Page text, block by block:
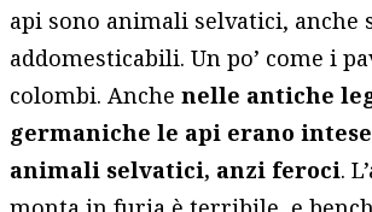
api sono animali selvatici, anche
addomesticabili. Un po’ come i
colombi. Anchenelle antiche
germaniche le api erano
animali selvatici, anzi feroci.